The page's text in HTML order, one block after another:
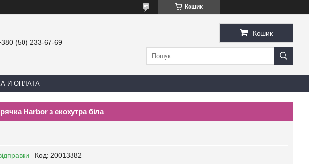
Кошик
(50) 233-67-69
Кошик
И ОПЛАТА
Harbor з екохутра біла
Код: 20013882